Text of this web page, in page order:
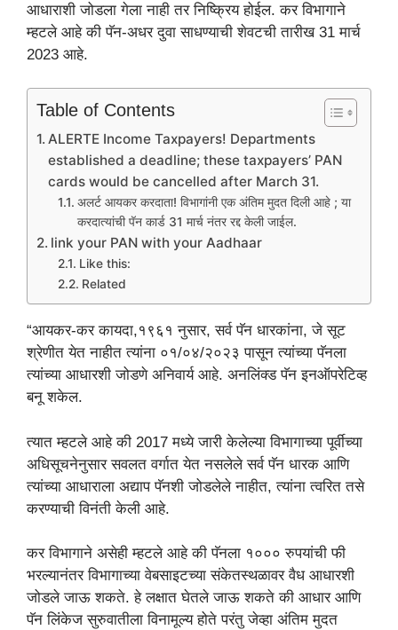
आधाराशी जोडला गेला नाही तर निष्क्रिय होईल. कर विभागाने
म्हटले आहे की पॅन-अधर दुवा साधण्याची शेवटची तारीख 31 मार्च
2023 आहे.
Table of Contents
ALERTE Income Taxpayers! Departments
established a deadline; these taxpayers’ PAN
cards would be cancelled after March 31.
अलर्ट आयकर करदाता! विभागांनी एक अंतिम मुदत दिली आहे ; या
करदात्यांची पॅन कार्ड 31 मार्च नंतर रद्द केली जाईल.
link your PAN with your Aadhaar
Like this:
Related
“आयकर-कर कायदा,१९६१ नुसार, सर्व पॅन धारकांना, जे सूट
श्रेणीत येत नाहीत त्यांना ०१/०४/२०२३ पासून त्यांच्या पॅनला
त्यांच्या आधारशी जोडणे अनिवार्य आहे. अनलिंक्ड पॅन इनऑपरेटिव्ह
बनू शकेल.
त्यात म्हटले आहे की 2017 मध्ये जारी केलेल्या विभागाच्या पूर्वीच्या
अधिसूचनेनुसार सवलत वर्गात येत नसलेले सर्व पॅन धारक आणि
त्यांच्या आधाराला अद्याप पॅनशी जोडलेले नाहीत, त्यांना त्वरित तसे
करण्याची विनंती केली आहे.
कर विभागाने असेही म्हटले आहे की पॅनला १००० रुपयांची फी
भरल्यानंतर विभागाच्या वेबसाइटच्या संकेतस्थळावर वैध आधारशी
जोडले जाऊ शकते. हे लक्षात घेतले जाऊ शकते की आधार आणि
पॅन लिंकेज सुरुवातीला विनामूल्य होते परंतु जेव्हा अंतिम मुदत